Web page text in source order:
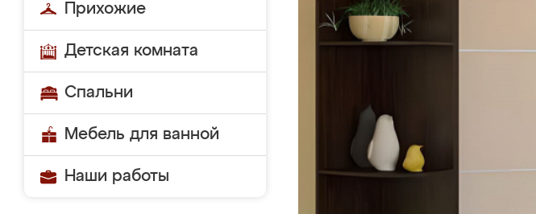
Прихожие
Детская комната
Спальни
Мебель для ванной
Наши работы